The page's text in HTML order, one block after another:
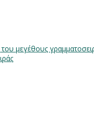
μεγέθους